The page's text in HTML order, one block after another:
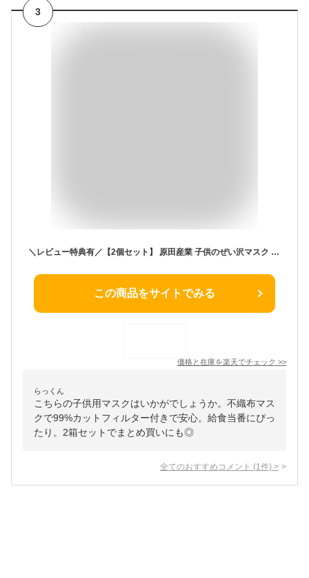
3
＼レビュー特典有／【2個セット】 原田産業 子供のぜい沢マスク [単品内容量/30枚] | 子供用マスク ぜい沢マスク 原田産業 マスクセット 通学マスク 給食当番マスク 不織布マスク 99%カットフィルタ 安全設計 3Dライン フィットマスク 柔らかマスク サイズ調整
この商品をサイトでみる
価格と在庫を楽天でチェック >>
らっくん
こちらの子供用マスクはいかがでしょうか。不織布マス
クで99%カットフィルター付きで安心。給食当番にぴっ
たり。2箱セットでまとめ買いにも◎
全てのおすすめコメント (1 件) >